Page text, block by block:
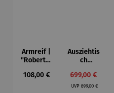
Armreif |
"Roberta"
Mütz
Regulärer Preis:
108,00 €
Ausziehtis
ch
– Valor
Verkaufspreis:
699,00 €
UVPRegulärer Preis:
899,00 €